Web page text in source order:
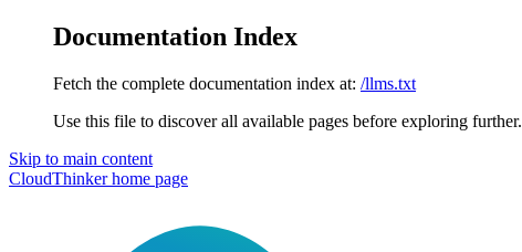
Documentation Index
Fetch the complete documentation index at: /llms.txt
Use this file to discover all available pages before exploring further.
Skip to main content
CloudThinkerhome page